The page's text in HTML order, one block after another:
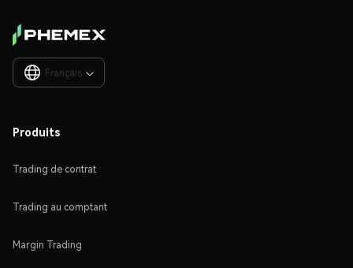
Français 
Produits
Trading de contrat
Trading au comptant
Margin Trading